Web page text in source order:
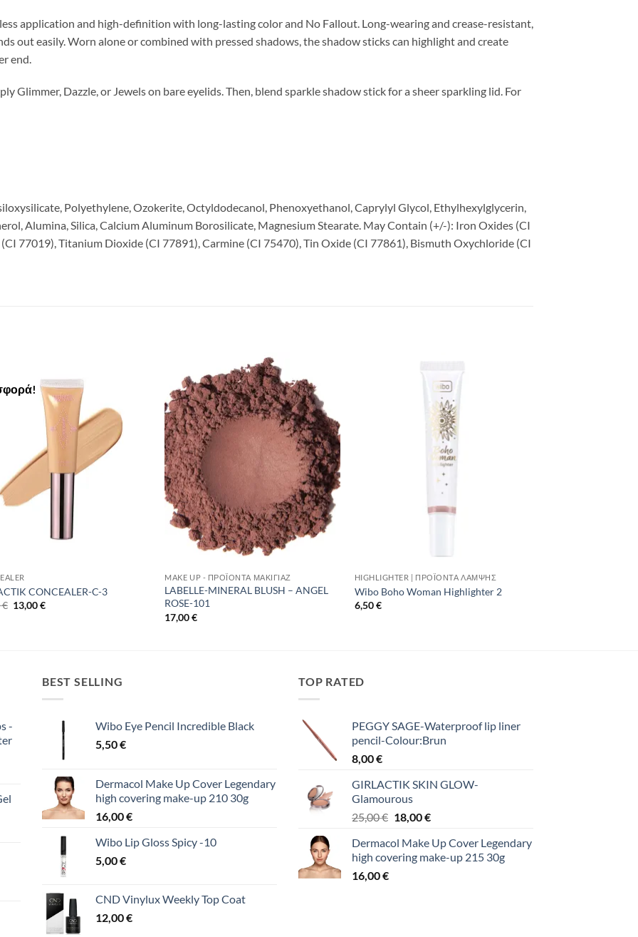
application and high-definition with long-lasting color and No Fallout. Long-wearing and crease-resistant,
out easily. Worn alone or combined with pressed shadows, the shadow sticks can highlight and create
end.
Glimmer, Dazzle, or Jewels on bare eyelids. Then, blend sparkle shadow stick for a sheer sparkling lid. For
Polyethylene, Ozokerite, Octyldodecanol, Phenoxyethanol, Caprylyl Glycol, Ethylhexylglycerin,
Alumina, Silica, Calcium Aluminum Borosilicate, Magnesium Stearate. May Contain (+/-): Iron Oxides (CI
77019), Titanium Dioxide (CI 77891), Carmine (CI 75470), Tin Oxide (CI 77861), Bismuth Oxychloride (CI
CONCEALER-C-3
€ Original
price
13,00€Η
Add to
Wishlist
MAKE UP - ΠΡΟΪΌΝΤΑ ΜΑΚΙΓΙΆΖ
LABELLE-MINERAL BLUSH – ANGEL
ROSE-101
17,00€
HIGHLIGHTER | ΠΡΟΪΌΝΤΑ ΛΆΜΨΗΣ
Wibo Boho Woman Highlighter 2
6,50€
-
BEST SELLING
Wibo Eye Pencil Incredible Black
5,50€
Dermacol Make Up Cover Legendary
high covering make-up 210 30g
16,00€
Wibo Lip Gloss Spicy -10
5,00€
CND Vinylux Weekly Top Coat
12,00€
TOP RATED
PEGGY SAGE-Waterproof lip liner
pencil-Colour:Brun
8,00€
GIRLACTIK SKIN GLOW-
Glamourous
25,00€ Original
was:
25,00 €.
18,00€Η
τιμή
είναι:
Dermacol Make Up Cover Legendary
high covering make-up 215 30g
16,00€